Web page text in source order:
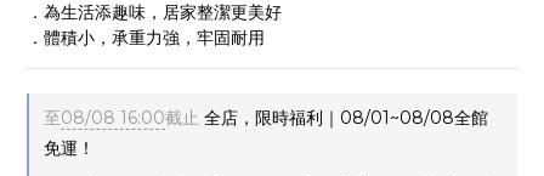
．為生活添趣味，居家整潔更美好
．體積小，承重力強，牢固耐用
至08/08 16:00截止 全店，限時福利｜08/01~08/08全館
免運！